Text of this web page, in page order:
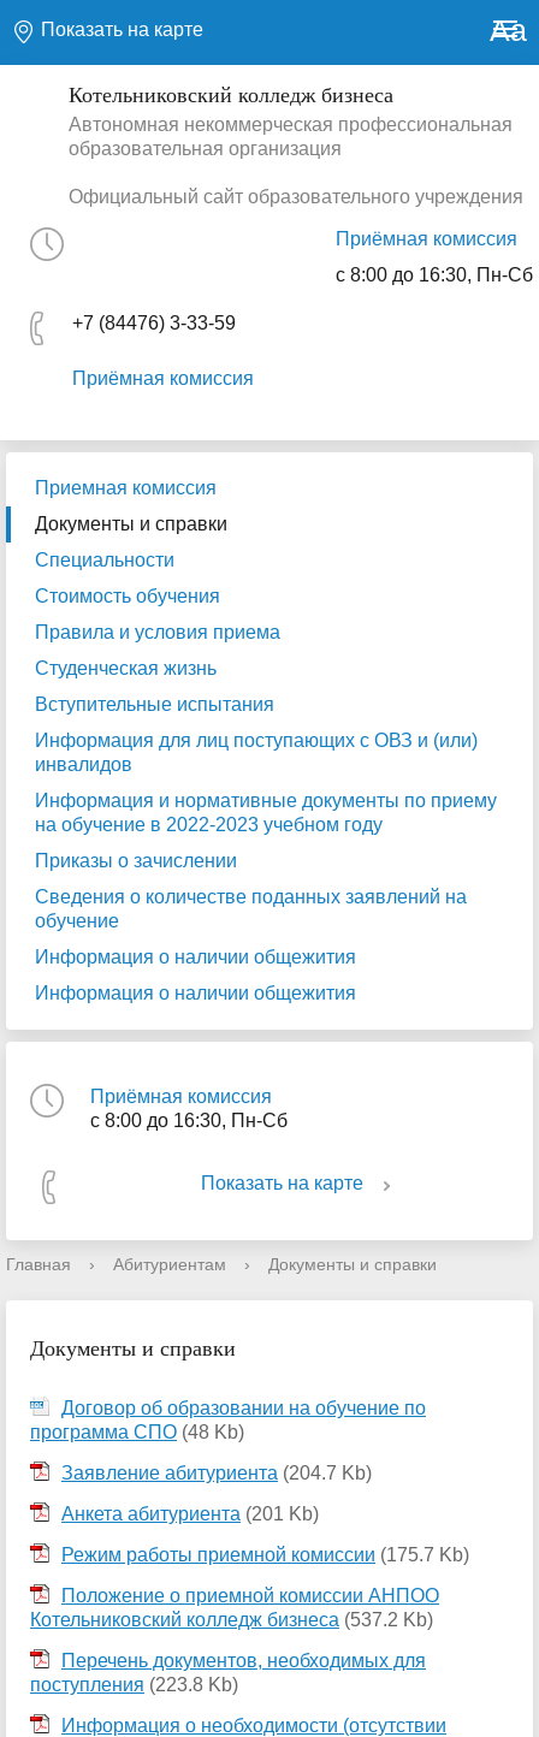
Показать на карте Aa
Котельниковский колледж бизнеса
Автономная некоммерческая профессиональная
образовательная организация
Официальный сайт образовательного учреждения
Приёмная комиссия
с 8:00 до 16:30, Пн-Сб
+7 (84476) 3-33-59
Приёмная комиссия
Приемная комиссия
Документы и справки
Специальности
Стоимость обучения
Правила и условия приема
Студенческая жизнь
Вступительные испытания
Информация для лиц поступающих с ОВЗ и (или)
инвалидов
Информация и нормативные документы по приему
на обучение в 2022-2023 учебном году
Приказы о зачислении
Сведения о количестве поданных заявлений на
обучение
Информация о наличии общежития
Информация о наличии общежития
Приёмная комиссия
с 8:00 до 16:30, Пн-Сб
Показать на карте
Главная › Абитуриентам › Документы и справки
Документы и справки
Договор об образовании на обучение по
программа СПО (48 Kb)
Заявление абитуриента (204.7 Kb)
Анкета абитуриента (201 Kb)
Режим работы приемной комиссии (175.7 Kb)
Положение о приемной комиссии АНПОО
Котельниковский колледж бизнеса (537.2 Kb)
Перечень документов, необходимых для
поступления (223.8 Kb)
Информация о необходимости (отсутствии